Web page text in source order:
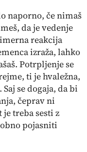
naporno, če nimaš
da je vedenje
reakcija
izraža, lahko
Potrpljenje se
ti je hvaležna,
se dogaja, da bi
čeprav ni
treba sesti z
pojasniti